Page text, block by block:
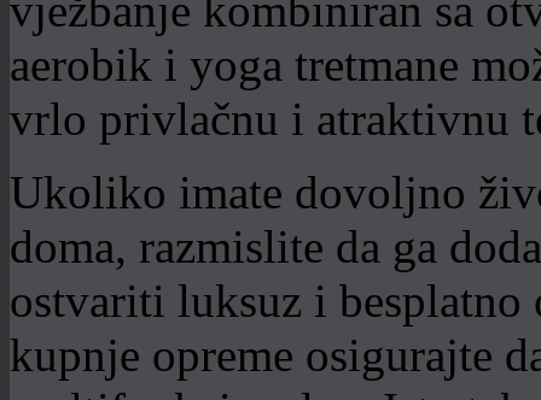
aerobik i yoga tretmane
vrlo privlačnu i atraktivnu
Ukoliko imate dovoljno
doma, razmislite da ga
ostvariti luksuz i
kupnje opreme osigurajte